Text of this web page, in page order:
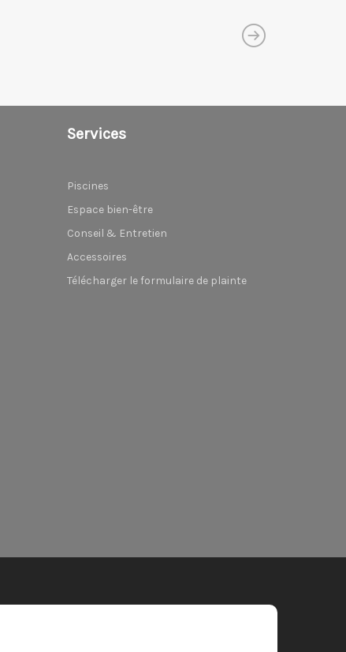
Services
Piscines
Espace bien-être
Conseil & Entretien
Accessoires
Télécharger le formulaire de plainte